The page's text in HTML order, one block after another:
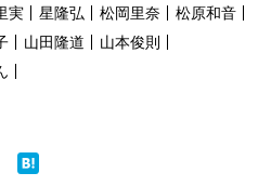
実 星隆弘 松岡里奈
松原和音
山田隆道
山本俊則